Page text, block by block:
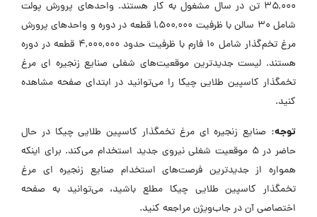
۳۵,۰۰۰ تن در سال مشغول به کار هستند. واحدهای پرورش پولت
شامل ۳۰ سالن با ظرفیت ۱,۵۰۰,۰۰۰ قطعه در دوره و واحدهای پرورش
مرغ تخم‌گذار شامل ۱۰ فارم با ظرفیت حدود ۴,۰۰۰,۰۰۰ قطعه در دوره
هستند. لیست جدیدترین موقعیت‌های شغلی صنایع زنجیره ای مرغ
تخمگذار کاسپین طلایی چیکا را می‌توانید در ابتدای صفحه مشاهده
کنید.
توجه: صنایع زنجیره ای مرغ تخمگذار کاسپین طلایی چیکا در حال
حاضر در ۵ موقعیت شغلی نیروی جدید استخدام می‌کند. برای اینکه
همواره از جدیدترین فرصت‌های استخدام صنایع زنجیره ای مرغ
تخمگذار کاسپین طلایی چیکا مطلع باشید، می‌توانید به صفحه
اختصاصی آن در جاب‌ویژن مراجعه کنید.